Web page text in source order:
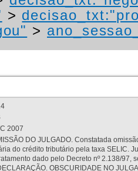
>
>
2007
DO JULGADO. Constatada
do crédito tributário pela taxa SELIC.
dado pelo Decreto nº 2.138/97,
OBSCURIDADE NO